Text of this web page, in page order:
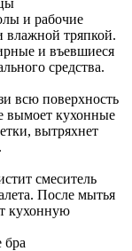
и рабочие
влажной тряпкой.
и въевшиеся
средства.
всю поверхность
вымоет кухонные
вытряхнет
смеситель
После мытья
кухонную
бра